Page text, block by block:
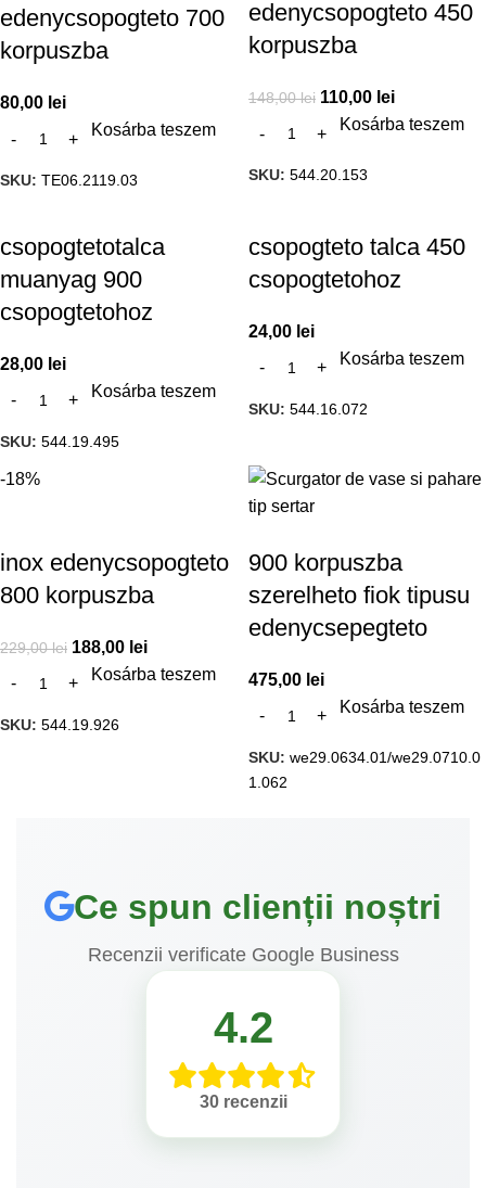
edenycsopogteto 700
korpuszba
80,00 lei
Kosárba teszem
SKU: TE06.2119.03
edenycsopogteto 450
korpuszba
148,00lei 110,00 lei
Kosárba teszem
SKU: 544.20.153
csopogtetotalca
muanyag 900
csopogtetohoz
28,00 lei
Kosárba teszem
SKU: 544.19.495
csopogteto talca 450
csopogtetohoz
24,00 lei
Kosárba teszem
SKU: 544.16.072
-18%
inox edenycsopogteto
800 korpuszba
229,00lei 188,00 lei
Kosárba teszem
SKU: 544.19.926
900 korpuszba
szerelheto fiok tipusu
edenycsepegteto
475,00 lei
Kosárba teszem
SKU: we29.0634.01/we29.0710.0
1.062
Ce spun clienții noștri
Recenzii verificate Google Business
4.2
30 recenzii